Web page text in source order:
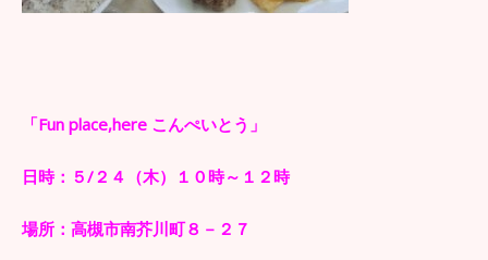
「Fun place,here こんぺいとう」
日時：５/２４（木）１０時～１２時
場所：高槻市南芥川町８－２７